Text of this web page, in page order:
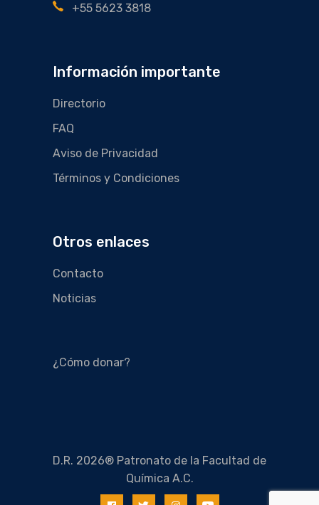
+55 5623 3818
Información importante
Directorio
FAQ
Aviso de Privacidad
Términos y Condiciones
Otros enlaces
Contacto
Noticias
¿Cómo donar?
D.R. 2026® Patronato de la Facultad de
Química A.C.